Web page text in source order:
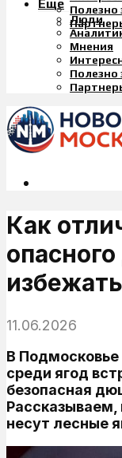
Полезно
Еще
Люди
Мнения
Полезно
Как
11.06.2026
В Подмосковье
среди ягод
безопасная
Рассказываем,
несут лесные